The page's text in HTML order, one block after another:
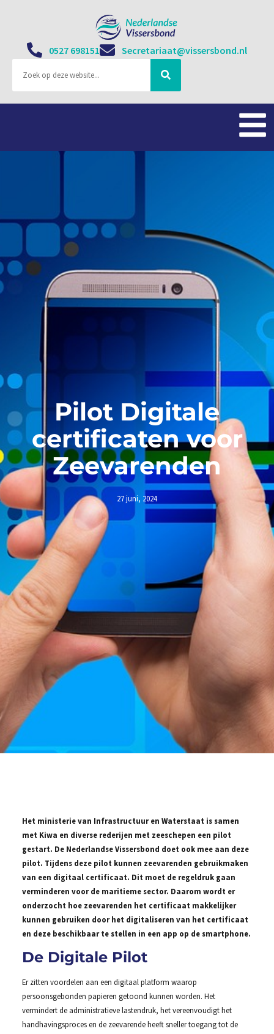
0527 698151 Secretariaat@vissersbond.nl
Pilot Digitale
certificaten voor
Zeevarenden
27 juni, 2024
Het ministerie van Infrastructuur en Waterstaat is samen
met Kiwa en diverse rederijen met zeeschepen een pilot
gestart. De Nederlandse Vissersbond doet ook mee aan deze
pilot. Tijdens deze pilot kunnen zeevarenden gebruikmaken
van een digitaal certificaat. Dit moet de regeldruk gaan
verminderen voor de maritieme sector. Daarom wordt er
onderzocht hoe zeevarenden het certificaat makkelijker
kunnen gebruiken door het digitaliseren van het certificaat
en deze beschikbaar te stellen in een app op de smartphone.
De Digitale Pilot
Er zitten voordelen aan een digitaal platform waarop
persoonsgebonden papieren getoond kunnen worden. Het
vermindert de administratieve lastendruk, het vereenvoudigt het
handhavingsproces en de zeevarende heeft sneller toegang tot de